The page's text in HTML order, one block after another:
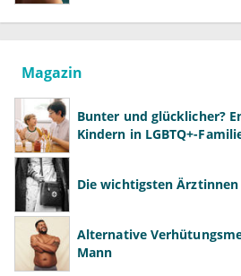
Magazin
Bunter und glücklicher?
Kindern in LGBTQ+-
Die wichtigsten Ärztinnen
Alternative
Mann